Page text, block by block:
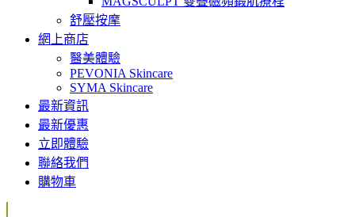
舒壓按摩
網上商店
醫美體驗
PEVONIA Skincare
SYMA Skincare
最新資訊
最新優惠
立即體驗
聯絡我們
購物車